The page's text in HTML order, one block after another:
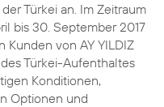
Türkei an. Im Zeitraum
bis 30. September 2017
Kunden von AY YILDIZ
Türkei-Aufenthaltes
Konditionen,
Optionen und